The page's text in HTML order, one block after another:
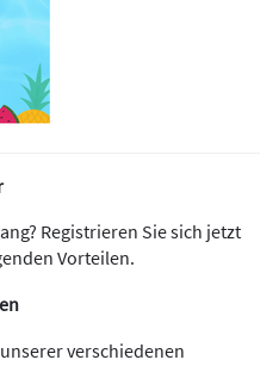
Registrieren Sie sich jetzt
Vorteilen.
verschiedenen